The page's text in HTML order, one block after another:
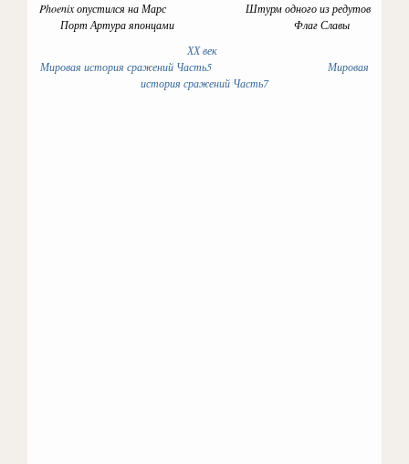
Phoenix опустился на Марс Штурм одного из редутов
Порт Артура японцами Флаг Славы
ХХ век
Мировая история сражений Часть5
Мировая
история сражений Часть7